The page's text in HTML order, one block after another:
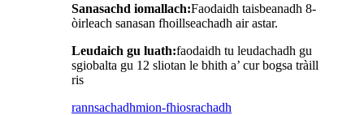
Sanasachd iomallach:Faodaidh taisbeanadh 8-
òirleach sanasan fhoillseachadh air astar.
Leudaich gu luath:faodaidh tu leudachadh gu
sgiobalta gu 12 sliotan le bhith a’ cur bogsa tràill
ris
rannsachadhmion-fhiosrachadh